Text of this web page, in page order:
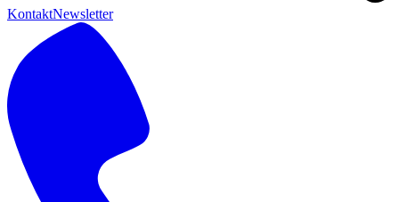
KontaktNewsletter